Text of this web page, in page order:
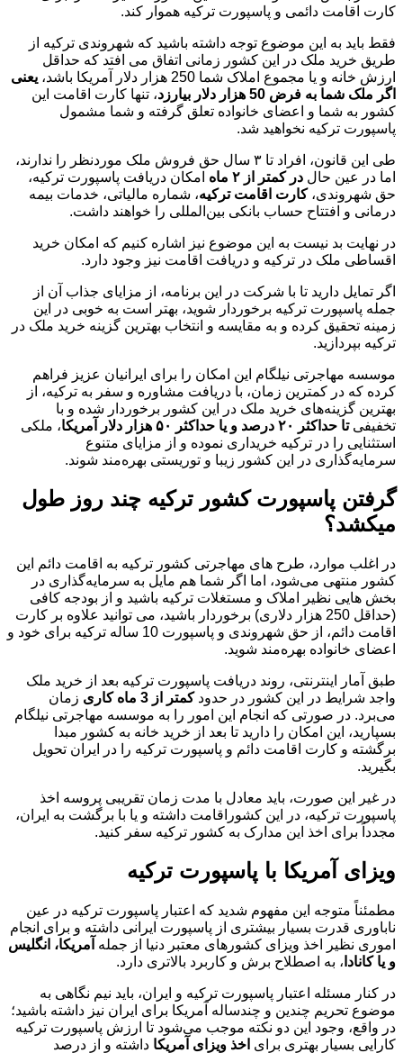
کارت اقامت دائمی و پاسپورت ترکیه هموار کند.
فقط باید به این موضوع توجه داشته باشید که شهروندی ترکیه از
طریق خرید ملک در این کشور زمانی اتفاق می افتد که حداقل
ارزش خانه و یا مجموع املاک شما 250 هزار دلار آمریکا باشد،
یعنی
اگر ملک شما به فرض 50 هزار دلار بیارزد
، تنها کارت اقامت این
کشور به شما و اعضای خانواده تعلق گرفته و شما مشمول
پاسپورت ترکیه نخواهید شد.
طی این قانون، افراد تا ۳ سال حق فروش ملک موردنظر را ندارند،
اما در عین حال در کمتر از ۲ ماه امکان دریافت پاسپورت ترکیه،
حق شهروندی،کارت اقامت ترکیه، شماره مالیاتی، خدمات بیمه
درمانی و افتتاح حساب بانکی بین‌المللی را خواهند داشت.
در نهایت بد نیست به این موضوع نیز اشاره کنیم که امکان خرید
اقساطی ملک در ترکیه و دریافت اقامت نیز وجود دارد.
اگر تمایل دارید تا با شرکت در این برنامه، از مزایای جذاب آن از
جمله پاسپورت ترکیه برخوردار شوید، بهتر است به خوبی در این
زمینه تحقیق کرده و به مقایسه و انتخاب بهترین گزینه خرید ملک در
ترکیه بپردازید.
موسسه مهاجرتی نیلگام این امکان را برای ایرانیان عزیز فراهم
کرده که در کمترین زمان، با دریافت مشاوره و سفر به ترکیه، از
بهترین گزینه‌های خرید ملک در این کشور برخوردار شده و با
تخفیفیتا حداکثر ۲۰ درصد و یا حداکثر ۵۰ هزار دلار آمریکا، ملکی
استثنایی را در ترکیه خریداری نموده و از مزایای متنوع
سرمایه‌گذاری در این کشور زیبا و توریستی بهره‌مند شوند.
گرفتن پاسپورت کشور ترکیه چند روز طول
میکشد؟
در اغلب موارد، طرح های مهاجرتی کشور ترکیه به اقامت دائم این
کشور منتهی می‌شود، اما اگر شما هم مایل به سرمایه‌گذاری در
بخش هایی نظیر املاک و مستغلات ترکیه باشید و از بودجه کافی
(حداقل 250 هزار دلاری) برخوردار باشید، می توانید علاوه بر کارت
اقامت دائم، از حق شهروندی و پاسپورت 10 ساله ترکیه برای خود و
اعضای خانواده بهره‌مند شوید.
طبق آمار اینترنتی، روند دریافت پاسپورت ترکیه بعد از خرید ملک
واجد شرایط در این کشور در حدودکمتر از 3 ماه کاری
زمان
می‌برد. در صورتی که انجام این امور را به موسسه مهاجرتی نیلگام
بسپارید، این امکان را دارید تا بعد از خرید خانه به کشور مبدا
برگشته و کارت اقامت دائم و پاسپورت ترکیه را در ایران تحویل
بگیرید.
در غیر این صورت، باید معادل با مدت زمان تقریبی پروسه اخذ
پاسپورت ترکیه، در این کشوراقامت داشته و یا با برگشت به ایران،
مجدداً برای اخذ این مدارک به کشور ترکیه سفر کنید.
ویزای آمریکا با پاسپورت ترکیه
مطمئناً متوجه این مفهوم شدید که اعتبار پاسپورت ترکیه در عین
ناباوری قدرت بسیار بیشتری از پاسپورت ایرانی داشته و برای انجام
اموری نظیر اخذ ویزای کشورهای معتبر دنیا از جمله آمریکا، انگلیس
و یا کانادا ، به اصطلاح برش و کاربرد بالاتری دارد.
در کنار مسئله اعتبار پاسپورت ترکیه و ایران، باید نیم نگاهی به
موضوع تحریم چندین و چندساله آمریکا برای ایران نیز داشته باشید؛
در واقع، وجود این دو نکته موجب می‌شود تا ارزش پاسپورت ترکیه
کارایی بسیار بهتری برای اخذ ویزای آمریکا داشته و از درصد